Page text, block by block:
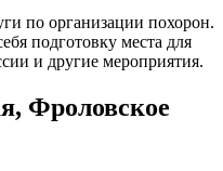
по организации похорон.
подготовку места для
и другие мероприятия.
Фроловское